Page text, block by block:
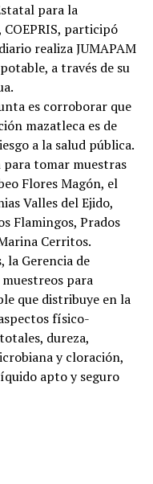
para la
participó
realiza JUMAPAM
a través de su
es corroborar que
mazatleca es de
a la salud pública.
tomar muestras
Flores Magón, el
Valles del Ejido,
Flamingos, Prados
Cerritos.
la Gerencia de
para
que distribuye en la
físico-
dureza,
y cloración,
apto y seguro